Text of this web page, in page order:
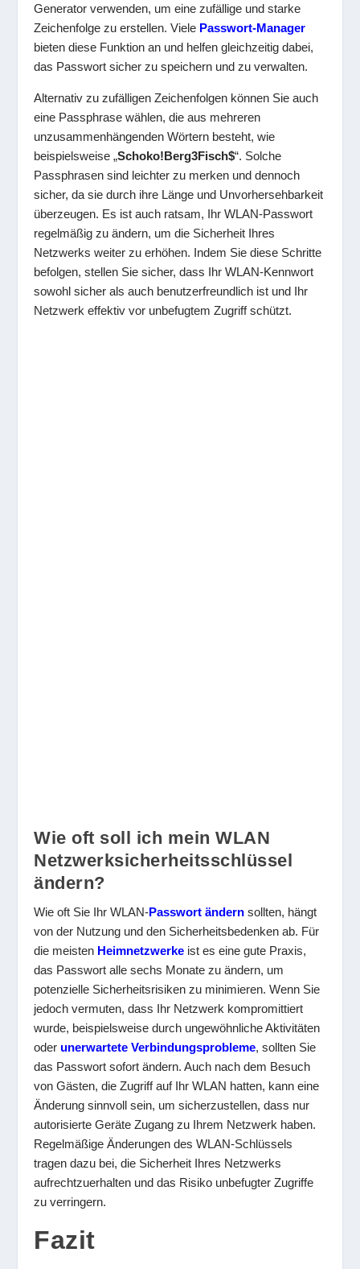
Generator verwenden, um eine zufällige und starke
Zeichenfolge zu erstellen. Viele Passwort-Manager
bieten diese Funktion an und helfen gleichzeitig dabei,
das Passwort sicher zu speichern und zu verwalten.
Alternativ zu zufälligen Zeichenfolgen können Sie auch
eine Passphrase wählen, die aus mehreren
unzusammenhängenden Wörtern besteht, wie
beispielsweise „Schoko!Berg3Fisch$“. Solche
Passphrasen sind leichter zu merken und dennoch
sicher, da sie durch ihre Länge und Unvorhersehbarkeit
überzeugen. Es ist auch ratsam, Ihr WLAN-Passwort
regelmäßig zu ändern, um die Sicherheit Ihres
Netzwerks weiter zu erhöhen. Indem Sie diese Schritte
befolgen, stellen Sie sicher, dass Ihr WLAN-Kennwort
sowohl sicher als auch benutzerfreundlich ist und Ihr
Netzwerk effektiv vor unbefugtem Zugriff schützt.
Wie oft soll ich mein WLAN
Netzwerksicherheitsschlüssel
ändern?
Wie oft Sie Ihr WLAN-Passwort ändern sollten, hängt
von der Nutzung und den Sicherheitsbedenken ab. Für
die meisten Heimnetzwerke ist es eine gute Praxis,
das Passwort alle sechs Monate zu ändern, um
potenzielle Sicherheitsrisiken zu minimieren. Wenn Sie
jedoch vermuten, dass Ihr Netzwerk kompromittiert
wurde, beispielsweise durch ungewöhnliche Aktivitäten
oder unerwartete Verbindungsprobleme, sollten Sie
das Passwort sofort ändern. Auch nach dem Besuch
von Gästen, die Zugriff auf Ihr WLAN hatten, kann eine
Änderung sinnvoll sein, um sicherzustellen, dass nur
autorisierte Geräte Zugang zu Ihrem Netzwerk haben.
Regelmäßige Änderungen des WLAN-Schlüssels
tragen dazu bei, die Sicherheit Ihres Netzwerks
aufrechtzuerhalten und das Risiko unbefugter Zugriffe
zu verringern.
Fazit